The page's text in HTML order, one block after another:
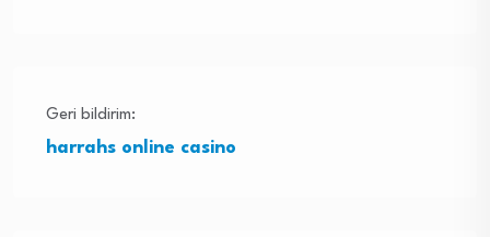
Geri bildirim:
harrahs online casino